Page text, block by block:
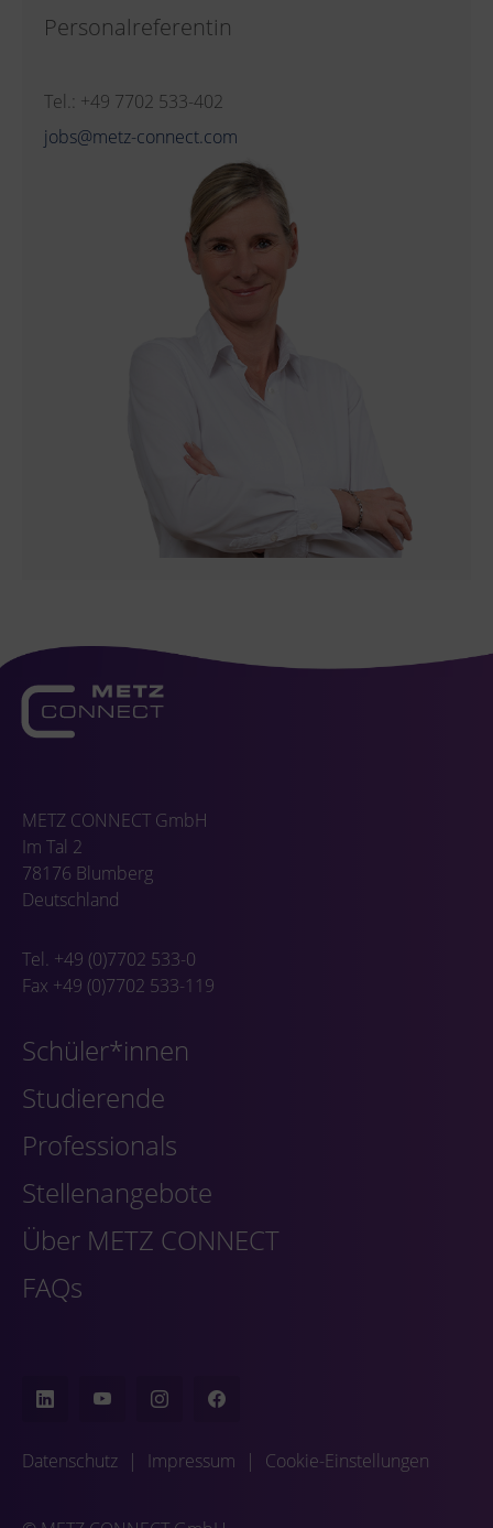
Personalreferentin
Tel.: +49 7702 533-402
jobs@metz-connect.com
METZ CONNECT GmbH
Im Tal 2
78176 Blumberg
Deutschland
Tel. +49 (0)7702 533-0
Fax +49 (0)7702 533-119
Schüler*innen
Studierende
Professionals
Stellenangebote
Über METZ CONNECT
FAQs
Datenschutz | Impressum | Cookie-Einstellungen